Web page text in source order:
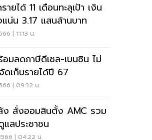
ายได้ 11 เดือนทะลุเป้า เงิน
น่น 3.17 แสนล้านบาท
| 11:13 น.
มลดภาษีดีเซล-เบนซิน ไม่
ดเก็บรายได้ปี 67
| 09:32 น.
ง สั่งออมสินตั้ง AMC รวม
แลประชาชน
| 04:22 น.